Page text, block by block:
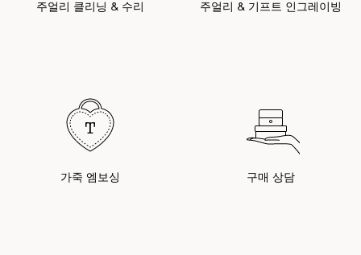
주얼리 클리닝 & 수리 주얼리 & 기프트 인그레이빙
가죽 엠보싱 구매 상담